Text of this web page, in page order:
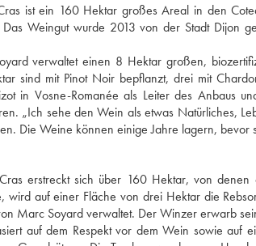
ist ein 160 Hektar großes Areal in den
Weingut wurde 2013 von der Stadt Dijon
verwaltet einen 8 Hektar großen,
sind mit Pinot Noir bepflanzt, drei mit
in Vosne-Romanée als Leiter des Anbaus
„Ich sehe den Wein als etwas Natürliches,
Die Weine können einige Jahre lagern, bevor
erstreckt sich über 160 Hektar, von
wird auf einer Fläche von drei Hektar die
Marc Soyard verwaltet. Der Winzer erwarb
auf dem Respekt vor dem Wein sowie